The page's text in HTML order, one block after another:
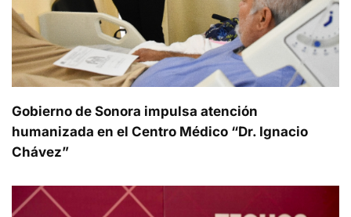
Gobierno de Sonora impulsa atención
humanizada en el Centro Médico “Dr. Ignacio
Chávez”